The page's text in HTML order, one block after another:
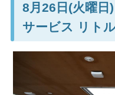
8月26日(火曜日
サービス リト